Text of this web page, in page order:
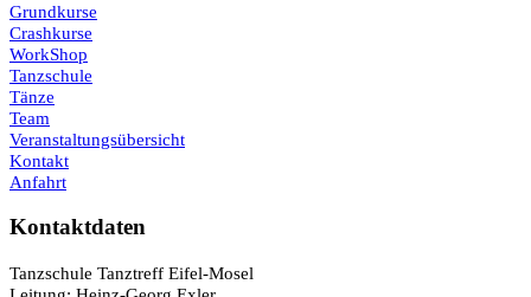
Grundkurse
Crashkurse
WorkShop
Tanzschule
Tänze
Team
Veranstaltungsübersicht
Kontakt
Anfahrt
Kontaktdaten
Tanzschule Tanztreff Eifel-Mosel